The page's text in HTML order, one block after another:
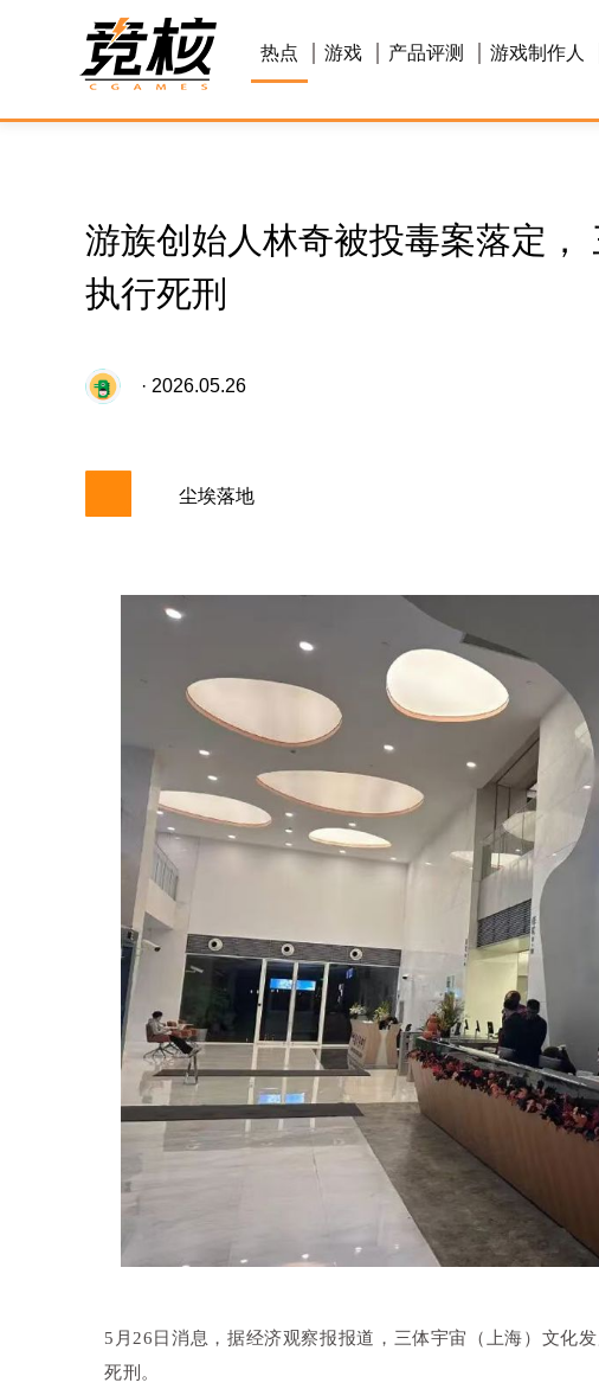
热点 游戏 产品评测 游戏制作人
游族创始人林奇被投毒案落定，
执行死刑
· 2026.05.26
尘埃落地
5月26日消息，据经济观察报报道，三体宇宙（上海）文化
死刑。